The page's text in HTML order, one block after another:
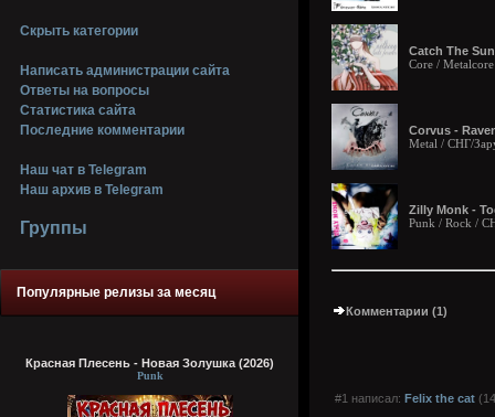
Скрыть категории
Написать администрации сайта
Ответы на вопросы
Статистика сайта
Последние комментарии
Наш чат в Telegram
Наш архив в Telegram
Группы
Популярные релизы за месяц
Красная Плесень - Новая Золушка (2026)
Punk
Catch The
Core / Metalcore
Corvus -
Metal / СНГ/
Zilly Monk -
Punk / Rock /
Комментарии (1)
#1 написал: Felix the cat